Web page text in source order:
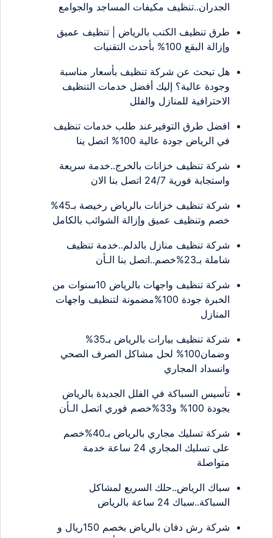
الجدران..تنظيف مكيفات المساجد والجوامع
طرق تنظيف الكنب بالرياض | تنظيف عميق
وإزالة البقع 100% بأحدث التقنيات
هل تبحث عن شركة تنظيف بأسعار مناسبة
وجودة عالية؟ إليك أفضل خدمات التنظيف
الاحترافية للمنازل والفلل
افضل طرق التوفيرعند طلب خدمات تنظيف
في الرياض جودة عالية 100% اتصل ينا
شركة تنظيف خزانات بالخرج..خدمة سريعة
واستجابة فورية 24/7 اتصل بنا الان
شركة تنظيف خزانات بالرياض رخيصة بـ45%
خصم وتنظيف عميق وإزالة الشوائب بالكامل
شركة تنظيف منازل بالدلم..خدمة تنظيف
شاملة بـ23%خصم..اتصل بنا الـأن
شركة تنظيف واجهات بالرياض 10سنوات من
الخبرة جودة 100%مضمونة لتنظيف واجهات
المنازل
شركة تنظيف بيارات بالرياض بـ35%
وضمان100% لحل مشاكل الصرف الصحي
وانسداد المجاري
تأسيس السباكة في الفلل الجديدة بالرياض
بجودة 100% و33%خصم فوري اتصل الـأن
شركة تسليك مجاري بالرياض بـ40%خصم
على تسليك المجاري 24 ساعة خدمة
متواصلة
سباك الرياض..حلك السريع لمشاكل
السباكة..سباك 24 ساعة بالرياض
شركة رش دفان بالرياض بخصم 150ريال و